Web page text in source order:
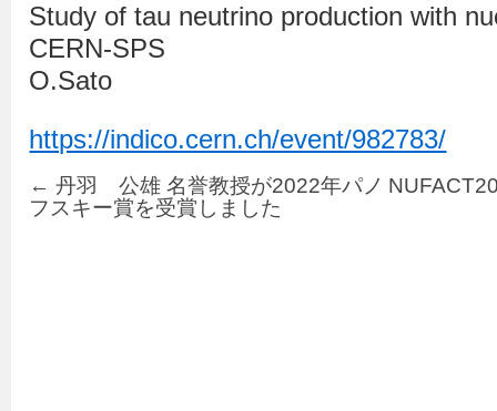
Study of tau neutrino production with
CERN-SPS
O.Sato
https://indico.cern.ch/event/982783/
← 丹羽 公雄 名誉教授が2022年パノ
フスキー賞を受賞しました